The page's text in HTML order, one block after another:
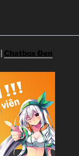
Chatbox Đen